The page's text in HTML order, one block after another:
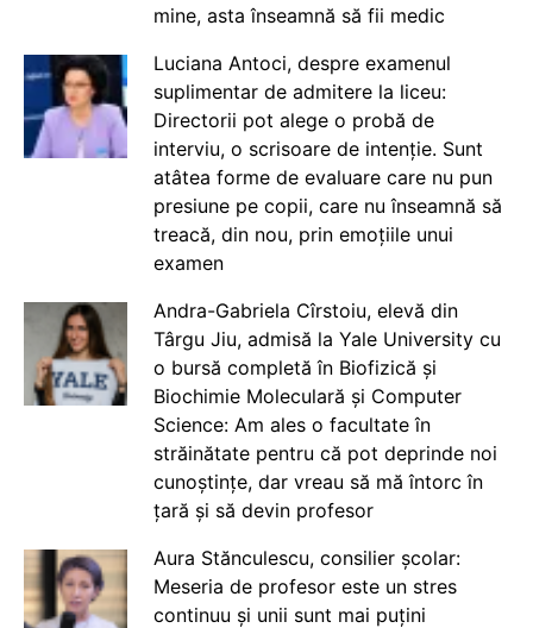
mine, asta înseamnă să fii medic
Luciana Antoci, despre examenul
suplimentar de admitere la liceu:
Directorii pot alege o probă de
interviu, o scrisoare de intenție. Sunt
atâtea forme de evaluare care nu pun
presiune pe copii, care nu înseamnă să
treacă, din nou, prin emoțiile unui
examen
Andra-Gabriela Cîrstoiu, elevă din
Târgu Jiu, admisă la Yale University cu
o bursă completă în Biofizică și
Biochimie Moleculară și Computer
Science: Am ales o facultate în
străinătate pentru că pot deprinde noi
cunoștințe, dar vreau să mă întorc în
țară și să devin profesor
Aura Stănculescu, consilier școlar:
Meseria de profesor este un stres
continuu și unii sunt mai puțini